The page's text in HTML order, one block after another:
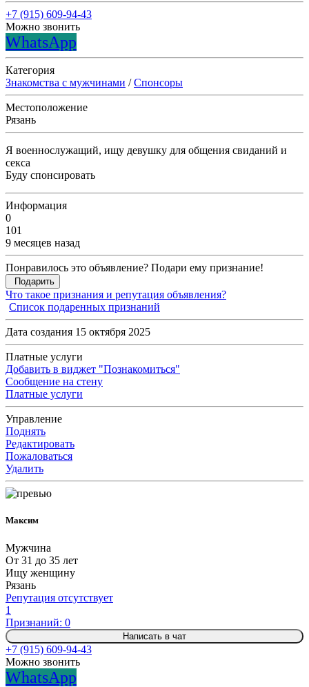
+7 (915) 609-94-43
Можно звонить
WhatsApp
Категория
Знакомства с мужчинами /Спонсоры
Местоположение
Рязань
Я военнослужащий, ищу девушку для общения свиданий и
секса
Буду спонсировать
Информация
0
101
9 месяцев назад
Понравилось это объявление? Подари ему признание!
Подарить
Что такое признания и репутация объявления?
Список подаренных признаний
Дата создания 15 октября 2025
Платные услуги
Добавить в виджет "Познакомиться"
Сообщение на стену
Платные услуги
Управление
Поднять
Редактировать
Пожаловаться
Удалить
Максим
Мужчина
От 31 до 35 лет
Ищу женщину
Рязань
Репутация отсутствует
1
Признаний: 0
Написать в чат
+7 (915) 609-94-43
Можно звонить
WhatsApp